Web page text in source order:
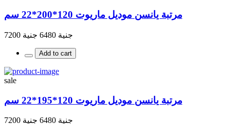
مرتبة يانسن موديل ماريوت 120*200*22 سم
جنية 6480 جنية 7200
Add to cart
sale
مرتبة يانسن موديل ماريوت 120*195*22 سم
جنية 6480 جنية 7200